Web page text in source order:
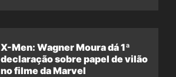
X-Men: Wagner Moura dá 1ª
declaração sobre papel de vilão
no filme da Marvel